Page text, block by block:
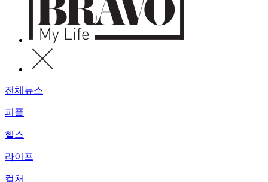
전체뉴스
피플
헬스
라이프
컬처